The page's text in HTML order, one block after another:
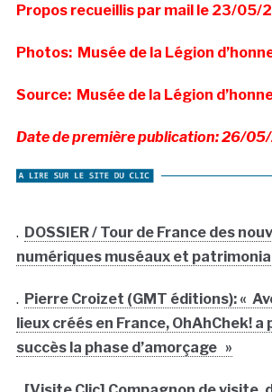
Propos recueillis par mail le 23/05/
Photos: Musée de la Légion
Source: Musée de la Légion
Date de première publication: 26/
. DOSSIER / Tour de France des
numériques muséaux et
. Pierre Croizet (GMT éditions): «
lieux créés en France, OhAhChek! a
succès la phase d’amorçage »